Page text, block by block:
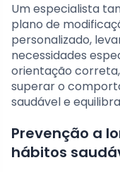
Um especialista
plano de
personalizado,
necessidades
orientação
superar o
saudável e
Prevenção a
hábitos